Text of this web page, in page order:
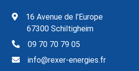
16 Avenue de l'Europe
67300 Schiltigheim
09 70 70 79 05
info@rexer-energies.fr